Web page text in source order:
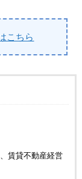
こちら
賃貸不動産経営